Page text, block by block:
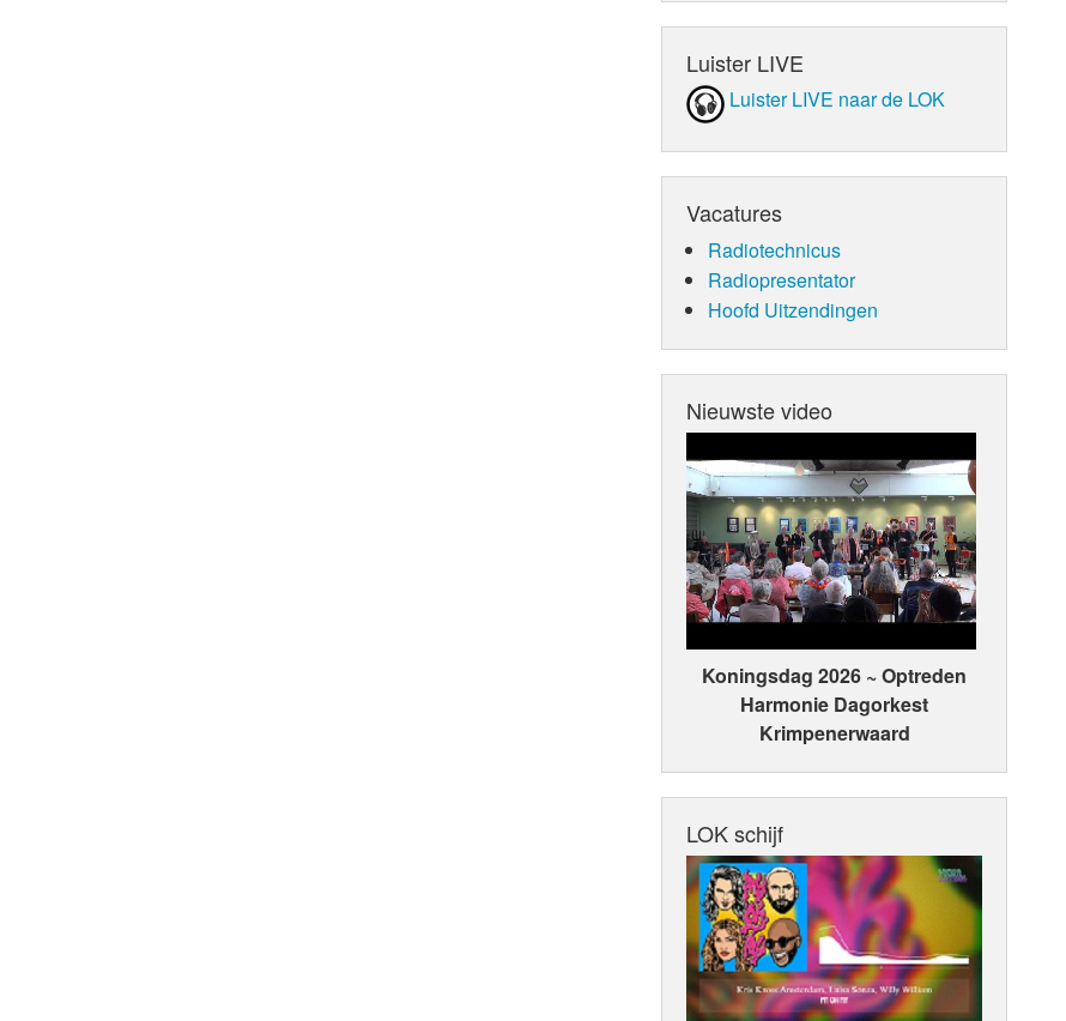
Luister LIVE
Luister LIVE naar de LOK
Vacatures
Radiotechnicus
Radiopresentator
Hoofd Uitzendingen
Nieuwste video
Koningsdag 2026 ~ Optreden
Harmonie Dagorkest
Krimpenerwaard
LOK schijf